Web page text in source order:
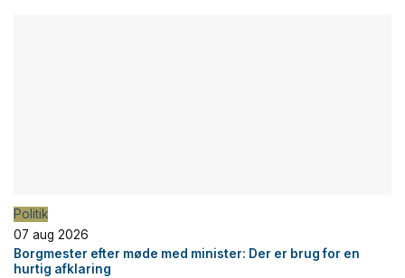
Politik
07 aug 2026
Borgmester efter møde med minister: Der er brug for en
hurtig afklaring